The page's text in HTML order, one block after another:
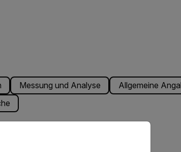
Messung und Analyse
Allgemeine
the appropriate version of our website.